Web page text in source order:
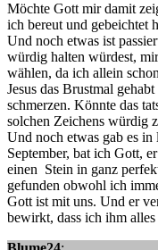
Möchte Gott mir damit
ich bereut und gebeichtet
Und noch etwas ist
würdig halten würdest,
wählen, da ich allein
Jesus das Brustmal
schmerzen. Könnte das
solchen Zeichens würdig
Und noch etwas gab es
September, bat ich Gott,
einen Stein in ganz
gefunden obwohl ich
Gott ist mit uns. Und er
bewirkt, dass ich ihm